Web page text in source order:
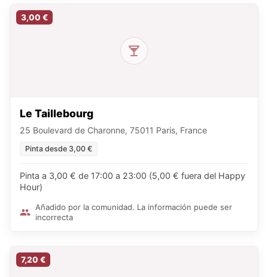
3,00 €
Le Taillebourg
25 Boulevard de Charonne, 75011 Paris, France
Pinta desde 3,00 €
Pinta a 3,00 € de 17:00 a 23:00 (5,00 € fuera del Happy
Hour)
Añadido por la comunidad. La información puede ser
incorrecta
7,20 €